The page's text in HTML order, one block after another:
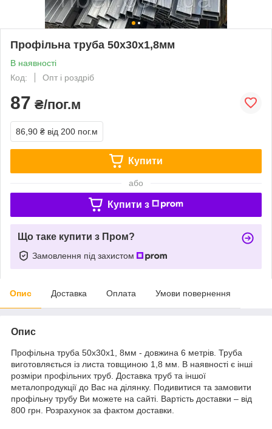
Профільна труба 50х30х1,8мм
В наявності
Код:
Опт і роздріб
87 ₴/пог.м
86,90 ₴ від 200 пог.м
Купити
або
Купити з
Що таке купити з Пром?
Замовлення під захистом
Опис Доставка Оплата Умови повернення
Опис
Профільна труба 50х30х1, 8мм - довжина 6 метрів. Труба
виготовляється із листа товщиною 1,8 мм. В наявності є інші
розміри профільних труб. Доставка труб та іншої
металопродукції до Вас на ділянку. Подивитися та замовити
профільну трубу Ви можете на сайті. Вартість доставки – від
800 грн. Розрахунок за фактом доставки.